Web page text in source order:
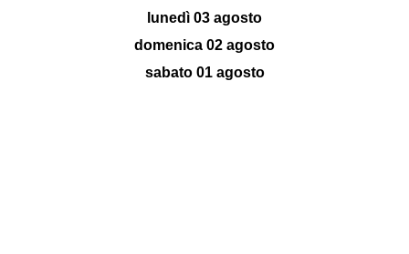
lunedì 03 agosto
domenica 02 agosto
sabato 01 agosto